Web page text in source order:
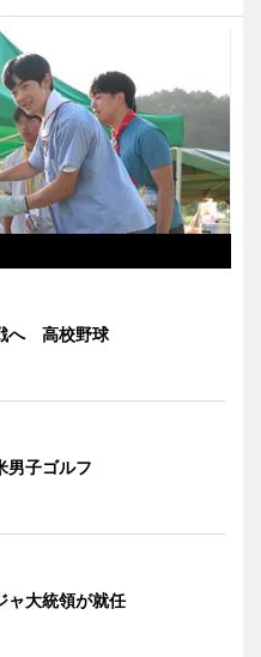
へ 高校野球
子ゴルフ
ャ大統領が就任